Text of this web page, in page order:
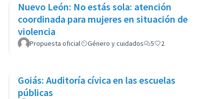
Nuevo León: No estás sola: atención
coordinada para mujeres en situación de
violencia
Propuesta oficial Género y cuidados 5 2
Goiás: Auditoría cívica en las escuelas
públicas